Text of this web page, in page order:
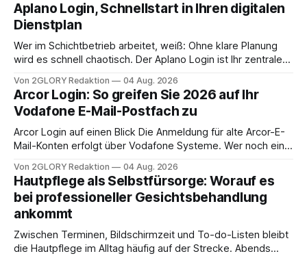
Aplano Login, Schnellstart in Ihren digitalen
Dienstplan
Wer im Schichtbetrieb arbeitet, weiß: Ohne klare Planung
wird es schnell chaotisch. Der Aplano Login ist Ihr zentraler
abwesenheiten und die gesamte kommunikation rund um
Ihr personal digital zu organisieren. In diesem Leitfaden
erfahren Sie alles, was Sie für einen reibungslosen Einstieg
brauchen, von der Registrierung
Von 2GLORY Redaktion 04 Aug. 2026
Arcor Login: So greifen Sie 2026 auf Ihr
Vodafone E-Mail-Postfach zu
Arcor Login auf einen Blick Die Anmeldung für alte Arcor-E-
Mail-Konten erfolgt über Vodafone Systeme. Wer noch eine
besitzt, loggt sich heute über das Vodafone E-Mail & Cloud
Portal ein. Der klassische Arcor Login über mail.
Von 2GLORY Redaktion 04 Aug. 2026
Hautpflege als Selbstfürsorge: Worauf es
bei professioneller Gesichtsbehandlung
ankommt
Zwischen Terminen, Bildschirmzeit und To-do-Listen bleibt
die Hautpflege im Alltag häufig auf der Strecke. Abends